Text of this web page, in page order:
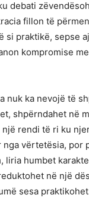
debati
fillon të
si praktikë, sepse
kompromise
nuk ka nevojë të
shpërndahet në
rendi të ri ku
nga vërtetësia, por
liria humbet
në një
sesa